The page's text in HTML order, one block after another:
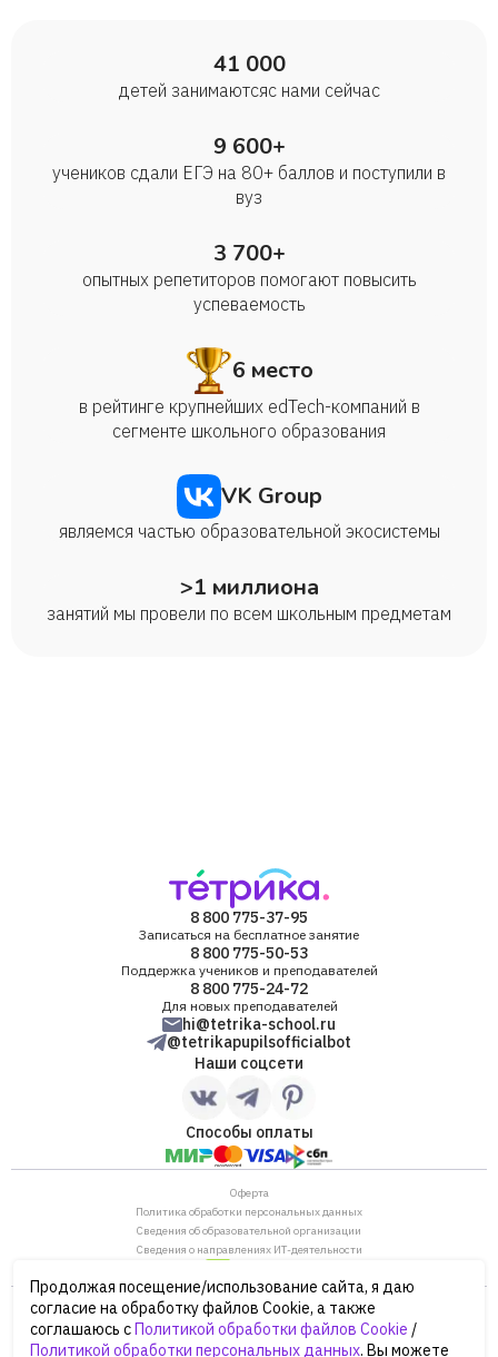
41 000
детей занимаются с нами сейчас
9 600+
учеников сдали ЕГЭ на 80+ баллов и поступили в
вуз
3 700+
опытных репетиторов помогают повысить
успеваемость
6 место
в рейтинге крупнейших edTech-компаний в
сегменте школьного образования
VK Group
являемся частью образовательной экосистемы
>1 миллиона
занятий мы провели по всем школьным предметам
8 800 775-37-95
Записаться на бесплатное занятие
8 800 775-50-53
Поддержка учеников и преподавателей
8 800 775-24-72
Для новых преподавателей
hi@tetrika-school.ru
@tetrikapupilsofficialbot
Наши соцсети
Способы оплаты
Оферта
Политика обработки персональных данных
Сведения об образовательной организации
Сведения о направлениях ИТ-деятельности
ОГРН: 1187746880530
ИНН/КПП: 7702446568/770901001
105120, г. Москва, ул. Нижняя Сыромятническая,
дом 10, строение 12, этаж 4
Продолжая посещение/использование сайта, я даю
согласие на обработку файлов Cookie, а также
соглашаюсь сПолитикой обработки файлов Cookie /
Политикой обработки персональных данных. Вы можете